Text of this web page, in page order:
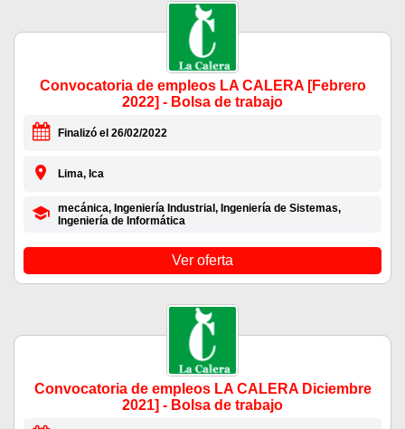
Convocatoria de empleos LA CALERA [Febrero
2022] - Bolsa de trabajo
Finalizó el 26/02/2022
Lima, Ica
mecánica, Ingeniería Industrial, Ingeniería de Sistemas,
Ingeniería de Informática
Ver oferta
Convocatoria de empleos LA CALERA Diciembre
2021] - Bolsa de trabajo